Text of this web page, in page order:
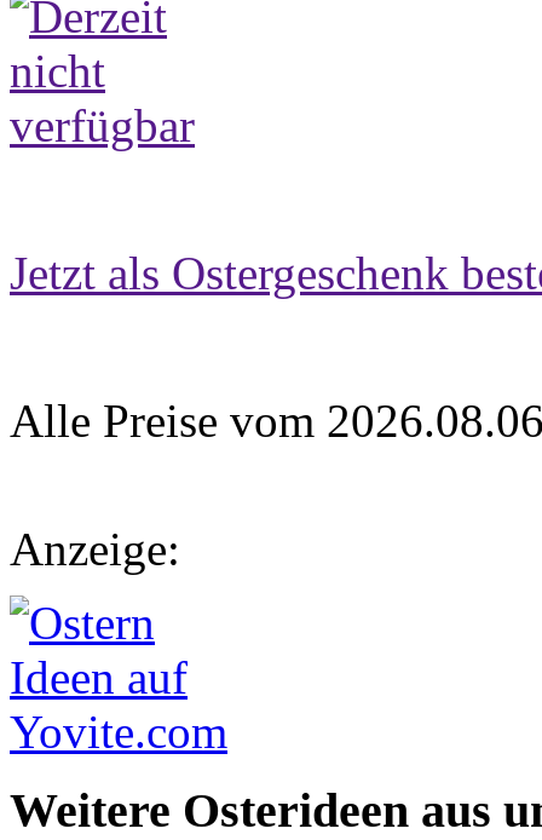
Jetzt als Ostergeschenk
Alle Preise vom
Anzeige:
Weitere Osterideen aus